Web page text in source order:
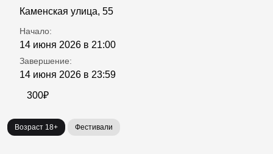
Каменская улица, 55
Начало:
14 июня 2026 в 21:00
Завершение:
14 июня 2026 в 23:59
300₽
Возраст 18+ Фестивали